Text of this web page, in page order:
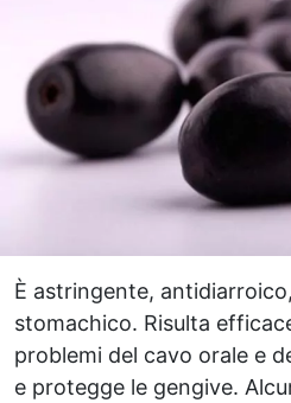
È astringente,
stomachico. Risulta
problemi del cavo orale e
e protegge le gengive.